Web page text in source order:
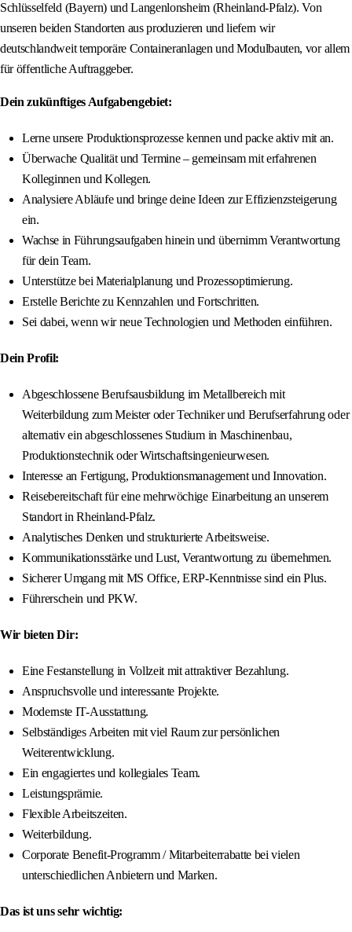
Schlüsselfeld (Bayern) und Langenlonsheim (Rheinland-Pfalz). Von
unseren beiden Standorten aus produzieren und liefern wir
deutschlandweit temporäre Containeranlagen und Modulbauten, vor allem
für öffentliche Auftraggeber.
Dein zukünftiges Aufgabengebiet:
Lerne unsere Produktionsprozesse kennen und packe aktiv mit an.
Überwache Qualität und Termine – gemeinsam mit erfahrenen
Kolleginnen und Kollegen.
Analysiere Abläufe und bringe deine Ideen zur Effizienzsteigerung
ein.
Wachse in Führungsaufgaben hinein und übernimm Verantwortung
für dein Team.
Unterstütze bei Materialplanung und Prozessoptimierung.
Erstelle Berichte zu Kennzahlen und Fortschritten.
Sei dabei, wenn wir neue Technologien und Methoden einführen.
Dein Profil:
Abgeschlossene Berufsausbildung im Metallbereich mit
Weiterbildung zum Meister oder Techniker und Berufserfahrung oder
alternativ ein abgeschlossenes Studium in Maschinenbau,
Produktionstechnik oder Wirtschaftsingenieurwesen.
Interesse an Fertigung, Produktionsmanagement und Innovation.
Reisebereitschaft für eine mehrwöchige Einarbeitung an unserem
Standort in Rheinland-Pfalz.
Analytisches Denken und strukturierte Arbeitsweise.
Kommunikationsstärke und Lust, Verantwortung zu übernehmen.
Sicherer Umgang mit MS Office, ERP-Kenntnisse sind ein Plus.
Führerschein und PKW.
Wir bieten Dir:
Eine Festanstellung in Vollzeit mit attraktiver Bezahlung.
Anspruchsvolle und interessante Projekte.
Modernste IT-Ausstattung.
Selbständiges Arbeiten mit viel Raum zur persönlichen
Weiterentwicklung.
Ein engagiertes und kollegiales Team.
Leistungsprämie.
Flexible Arbeitszeiten.
Weiterbildung.
Corporate Benefit-Programm / Mitarbeiterrabatte bei vielen
unterschiedlichen Anbietern und Marken.
Das ist uns sehr wichtig: